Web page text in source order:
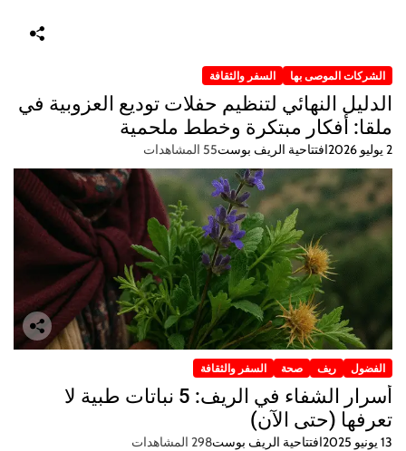
الشركات الموصى بها السفر والثقافة
الدليل النهائي لتنظيم حفلات توديع العزوبية في
ملقا: أفكار مبتكرة وخطط ملحمية
2 يوليو 2026 افتتاحية الريف بوست55 المشاهدات
الفضول ريف صحة السفر والثقافة
أسرار الشفاء في الريف: 5 نباتات طبية لا
تعرفها (حتى الآن)
13 يونيو 2025 افتتاحية الريف بوست298 المشاهدات